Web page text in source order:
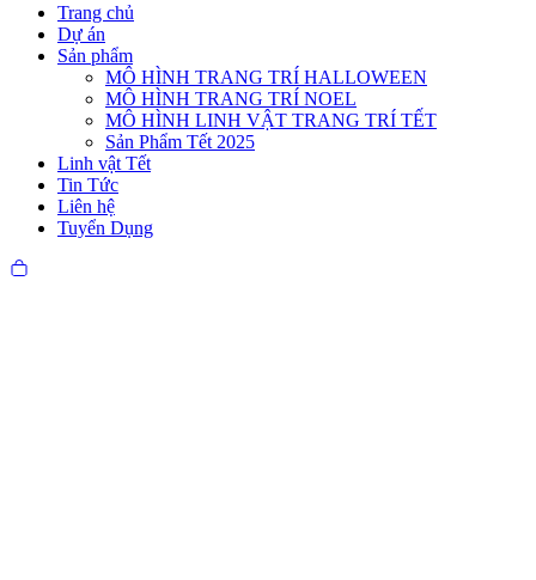
Trang chủ
Dự án
Sản phẩm
MÔ HÌNH TRANG TRÍ HALLOWEEN
MÔ HÌNH TRANG TRÍ NOEL
MÔ HÌNH LINH VẬT TRANG TRÍ TẾT
Sản Phẩm Tết 2025
Linh vật Tết
Tin Tức
Liên hệ
Tuyển Dụng